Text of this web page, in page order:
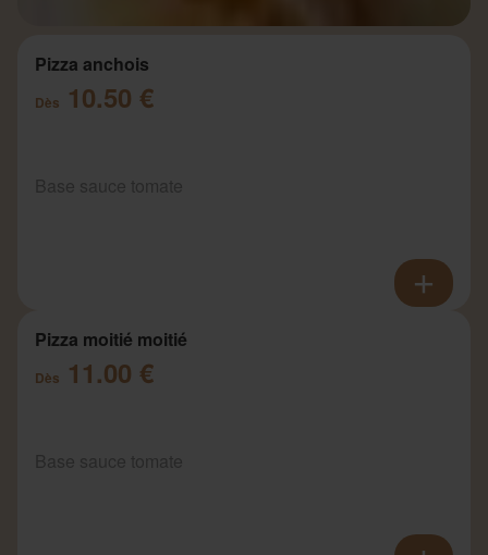
Pizza anchois
Dès 10.50 €
Pizza moitié moitié
Dès 11.00 €